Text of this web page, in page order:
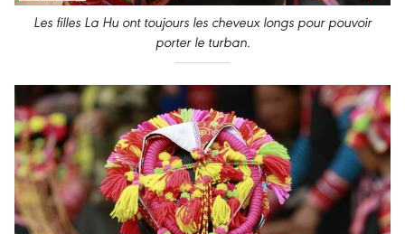
Les filles La Hu ont toujours les cheveux longs pour pouvoir
porter le turban.